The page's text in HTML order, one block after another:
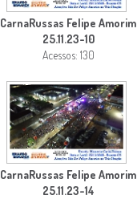
CarnaRussas Felipe Amorim
25.11.23-10
Acessos: 130
CarnaRussas Felipe Amorim
25.11.23-14